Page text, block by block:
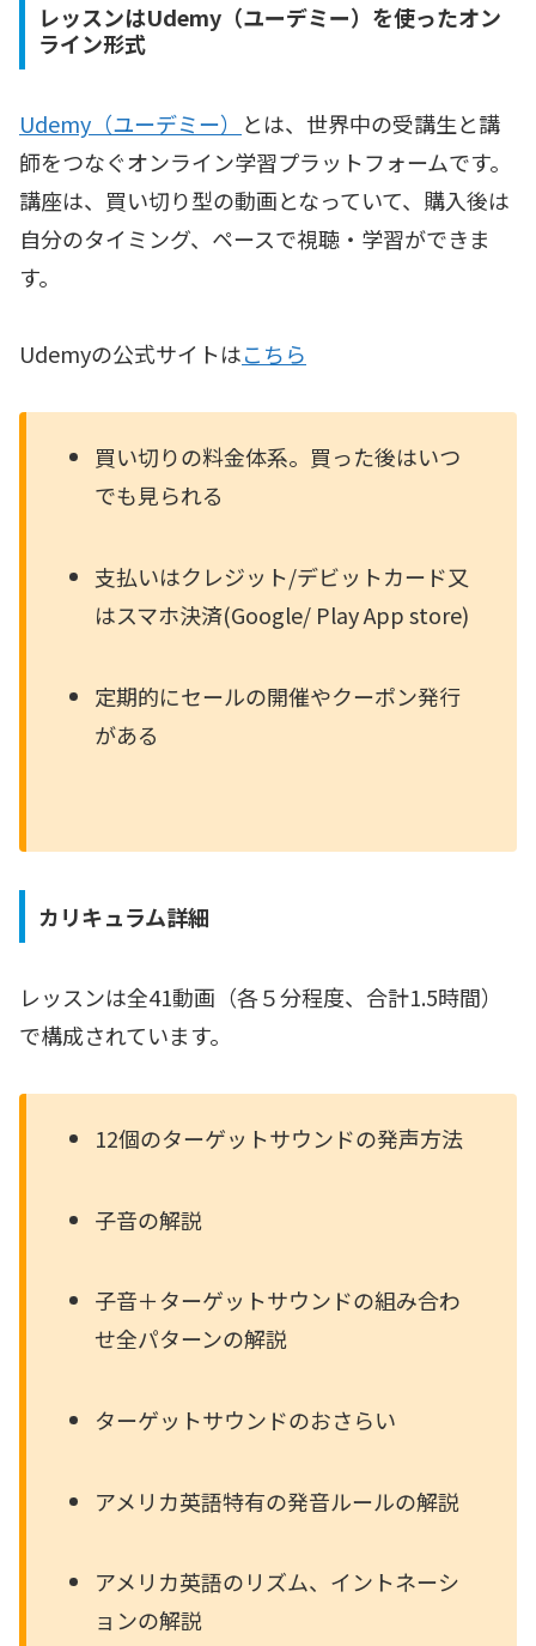
レッスンはUdemy（ユーデミー）を使ったオン
ライン形式
Udemy（ユーデミー） とは、世界中の受講生と講
師をつなぐオンライン学習プラットフォームです。
講座は、買い切り型の動画となっていて、購入後は
自分のタイミング、ペースで視聴・学習ができま
す。
Udemyの公式サイトはこちら
買い切りの料金体系。買った後はいつ
でも見られる
支払いはクレジット/デビットカード又
はスマホ決済(Google/ Play App store)
定期的にセールの開催やクーポン発行
がある
カリキュラム詳細
レッスンは全41動画（各５分程度、合計1.5時間）
で構成されています。
12個のターゲットサウンドの発声方法
子音の解説
子音＋ターゲットサウンドの組み合わ
せ全パターンの解説
ターゲットサウンドのおさらい
アメリカ英語特有の発音ルールの解説
アメリカ英語のリズム、イントネーシ
ョンの解説